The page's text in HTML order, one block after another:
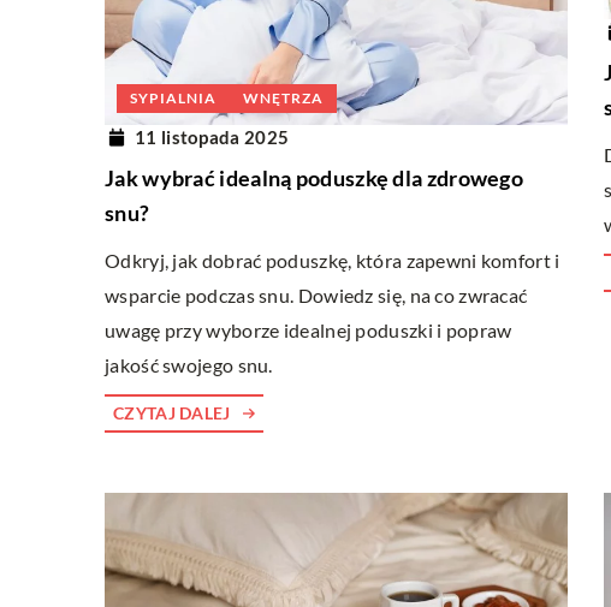
SYPIALNIA WNĘTRZA
11 listopada 2025
Jak wybrać idealną poduszkę dla zdrowego
snu?
Odkryj, jak dobrać poduszkę, która zapewni komfort i
wsparcie podczas snu. Dowiedz się, na co zwracać
uwagę przy wyborze idealnej poduszki i popraw
jakość swojego snu.
CZYTAJ DALEJ